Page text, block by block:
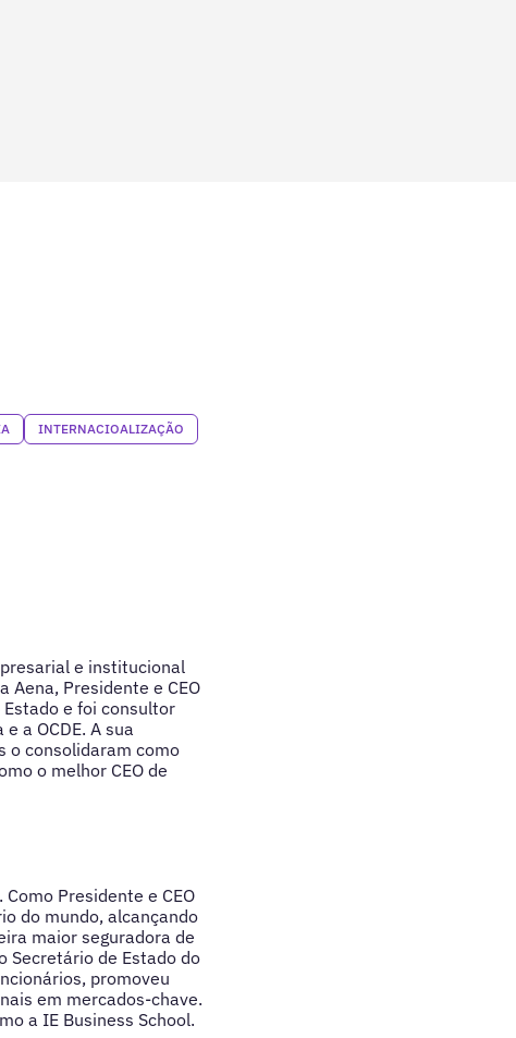
INTERNACIOALIZAÇÃO
e institucional
Aena, Presidente e CEO
Estado e foi consultor
a OCDE. A sua
o consolidaram como
o melhor CEO de
Presidente e CEO
do mundo, alcançando
maior seguradora de
Secretário de Estado do
promoveu
em mercados-chave.
a IE Business School.